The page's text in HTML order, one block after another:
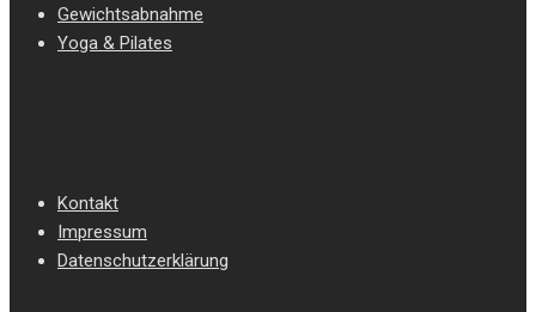
Gewichtsabnahme
Yoga & Pilates
Kontakt
Impressum
Datenschutzerklärung